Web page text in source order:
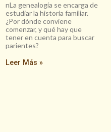
nLa genealogía se encarga de
estudiar la historia familiar.
¿Por dónde conviene
comenzar, y qué hay que
tener en cuenta para buscar
parientes?
Leer Más »